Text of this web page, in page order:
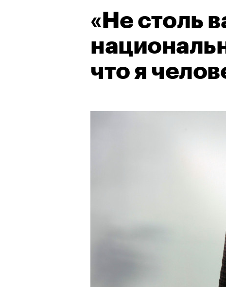
«Не столь
что я